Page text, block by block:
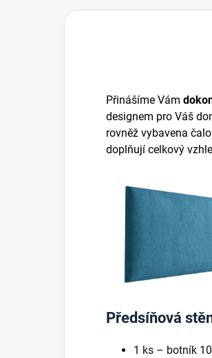
Přinášíme Vám
designem pro Váš
rovněž vybavena
doplňují celkový
Předsíňová
1 ks – botník